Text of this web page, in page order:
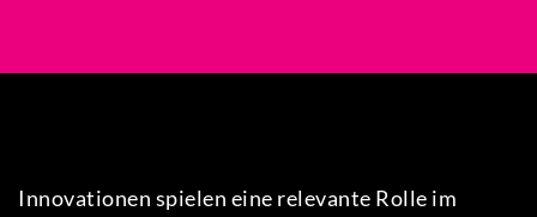
Innovationen spielen eine relevante Rolle im